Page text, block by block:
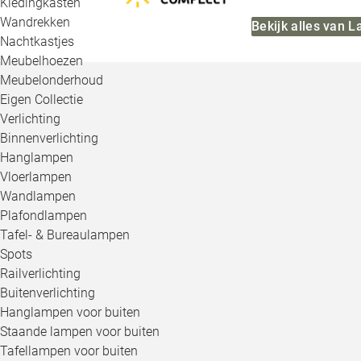
Wandrekken
Nachtkastjes
Meubelhoezen
Meubelonderhoud
Eigen Collectie
Verlichting
Binnenverlichting
Hanglampen
Vloerlampen
Wandlampen
Plafondlampen
Tafel- & Bureaulampen
Spots
Railverlichting
Buitenverlichting
Hanglampen voor buiten
Staande lampen voor buiten
Tafellampen voor buiten
Bekijk alles van